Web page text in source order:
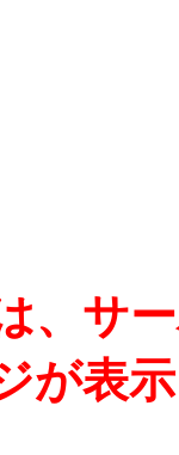
、サ
が表